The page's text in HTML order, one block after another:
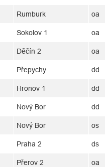
Rumburk oa
Sokolov 1 oa
Děčín 2 oa
Přepychy dd
Hronov 1 dd
Nový Bor dd
Nový Bor os
Praha 2 ds
Přerov 2 oa